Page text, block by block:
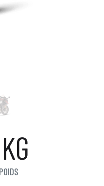
POIDS